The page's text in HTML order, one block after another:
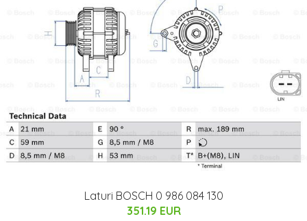
Laturi BOSCH 0 986 084 130
351.19 EUR